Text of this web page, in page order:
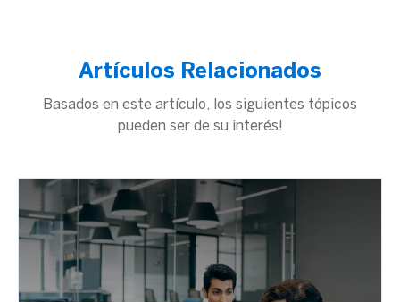
Artículos Relacionados
Basados en este artículo, los siguientes tópicos
pueden ser de su interés!